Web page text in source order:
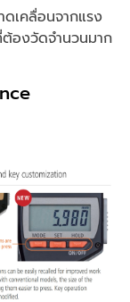
เคลื่อนจากแรง
ต้องวัดจำนวนมาก